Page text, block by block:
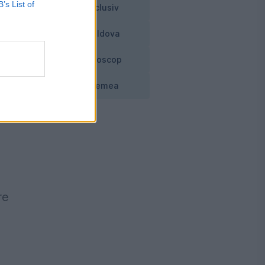
List of
Exclusiv
Moldova
Horoscop
Vremea